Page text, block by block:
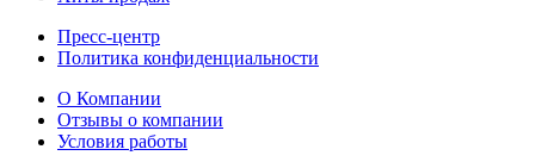
Пресс-центр
Политика конфиденциальности
О Компании
Отзывы о компании
Условия работы